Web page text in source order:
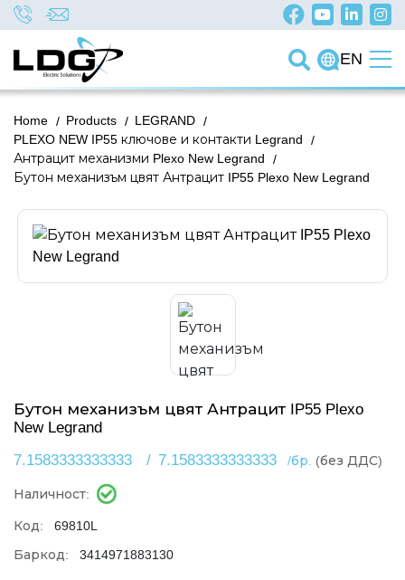
EN
/
Home /
Products /
LEGRAND
/
PLEXO NEW IP55 ключове и контакти Legrand
/
Антрацит механизми Plexo New Legrand
Бутон механизъм цвят Антрацит IP55 Plexo New Legrand
Бутон механизъм цвят Антрацит IP55 Plexo
New Legrand
7.1583333333333
/
7.1583333333333 /бр. (без ДДС)
Наличност:
Код:
69810L
Баркод:
3414971883130